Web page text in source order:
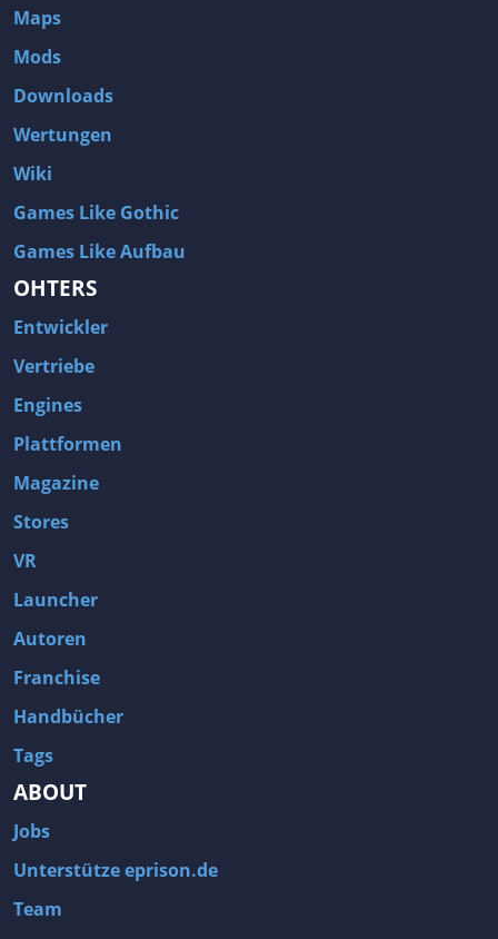
Maps
Mods
Downloads
Wertungen
Wiki
Games Like Gothic
Games Like Aufbau
OHTERS
Entwickler
Vertriebe
Engines
Plattformen
Magazine
Stores
VR
Launcher
Autoren
Franchise
Handbücher
Tags
ABOUT
Jobs
Unterstütze eprison.de
Team